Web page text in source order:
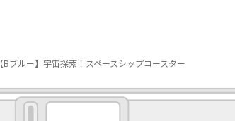
【Bブルー】宇宙探索！スペースシップコースター